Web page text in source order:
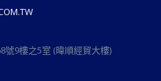
號9樓之5室 (暐順經貿大樓)